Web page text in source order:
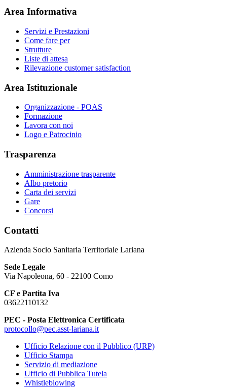
Area Informativa
Servizi e Prestazioni
Come fare per
Strutture
Liste di attesa
Rilevazione customer satisfaction
Area Istituzionale
Organizzazione - POAS
Formazione
Lavora con noi
Logo e Patrocinio
Trasparenza
Amministrazione trasparente
Albo pretorio
Carta dei servizi
Gare
Concorsi
Contatti
Azienda Socio Sanitaria Territoriale Lariana
Sede Legale
Via Napoleona, 60 - 22100 Como
CF e Partita Iva
03622110132
PEC - Posta Elettronica Certificata
protocollo@pec.asst-lariana.it
Ufficio Relazione con il Pubblico (URP)
Ufficio Stampa
Servizio di mediazione
Ufficio di Pubblica Tutela
Whistleblowing